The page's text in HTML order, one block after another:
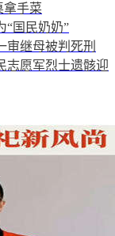
拿手菜
“国民奶奶”
审继母被判死刑
愿军烈士遗骸迎